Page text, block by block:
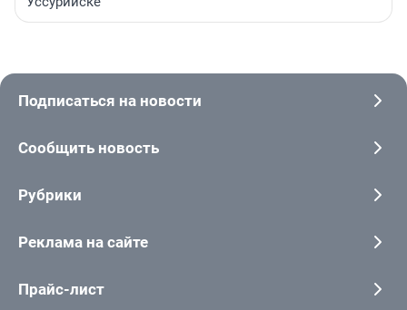
Подписаться на новости
Сообщить новость
Рубрики
Реклама на сайте
Прайс-лист